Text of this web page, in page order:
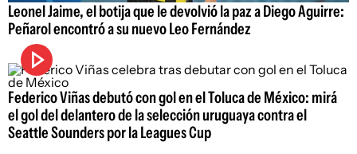
Leonel Jaime, el botija que le devolvió la paz a Diego Aguirre:
Peñarol encontró a su nuevo Leo Fernández
Federico Viñas debutó con gol en el Toluca de México: mirá
el gol del delantero de la selección uruguaya contra el
Seattle Sounders por la Leagues Cup